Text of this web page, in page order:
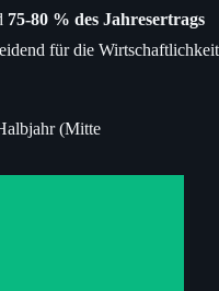
75-80 % des Jahresertrags
für die Wirtschaftlichkeit
(Mitte